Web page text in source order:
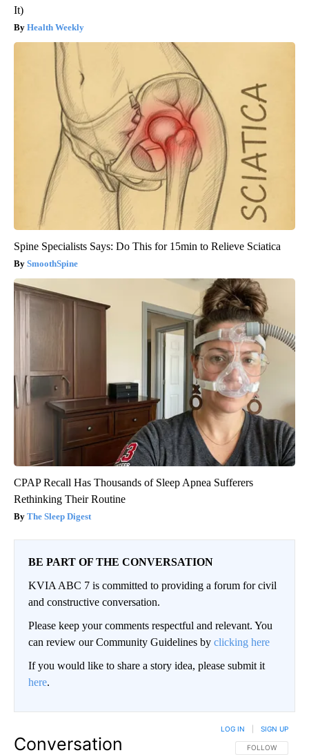
It)
Health Weekly
Spine Specialists Says: Do This for 15min to Relieve Sciatica
SmoothSpine
CPAP Recall Has Thousands of Sleep Apnea Sufferers
Rethinking Their Routine
The Sleep Digest
BE PART OF THE CONVERSATION
KVIA ABC 7 is committed to providing a forum for civil
and constructive conversation.
Please keep your comments respectful and relevant. You
can review our Community Guidelines by clicking here
If you would like to share a story idea, please submit it
here.
Conversation FOLLOW THIS
FOLLOW
LOG IN SIGN UP